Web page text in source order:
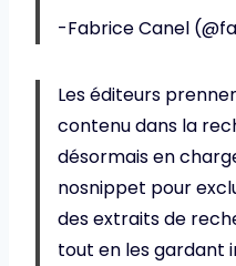
-Fabrice Canel
Les éditeurs
contenu dans la
désormais en
nosnippet pour
des extraits de
tout en les gardant